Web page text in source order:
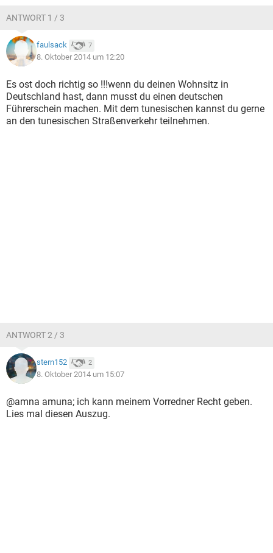
ANTWORT 1 / 3
faulsack 7
8. Oktober 2014 um 12:20
Es ost doch richtig so !!!wenn du deinen Wohnsitz in
Deutschland hast, dann musst du einen deutschen
Führerschein machen. Mit dem tunesischen kannst du gerne
an den tunesischen Straßenverkehr teilnehmen.
ANTWORT 2 / 3
stern152 2
8. Oktober 2014 um 15:07
@amna amuna; ich kann meinem Vorredner Recht geben.
Lies mal diesen Auszug.